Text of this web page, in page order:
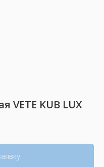
VETE KUB LUX